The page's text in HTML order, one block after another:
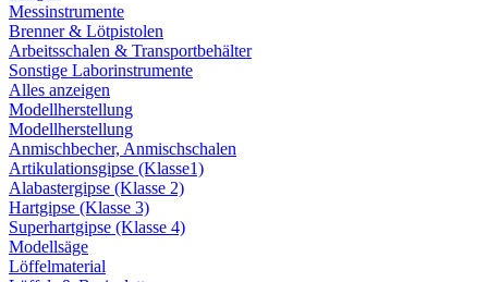
Messinstrumente
Brenner & Lötpistolen
Arbeitsschalen & Transportbehälter
Sonstige Laborinstrumente
Alles anzeigen
Modellherstellung
Modellherstellung
Anmischbecher, Anmischschalen
Artikulationsgipse (Klasse1)
Alabastergipse (Klasse 2)
Hartgipse (Klasse 3)
Superhartgipse (Klasse 4)
Modellsäge
Löffelmaterial